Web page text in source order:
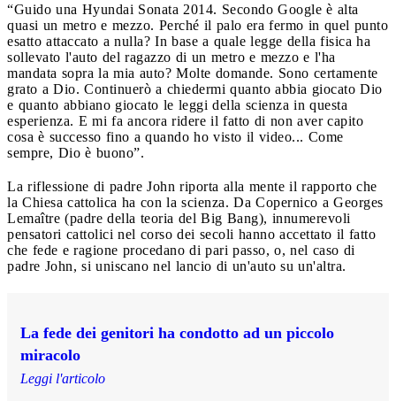
“Guido una Hyundai Sonata 2014. Secondo Google è alta
quasi un metro e mezzo. Perché il palo era fermo in quel punto
esatto attaccato a nulla? In base a quale legge della fisica ha
sollevato l'auto del ragazzo di un metro e mezzo e l'ha
mandata sopra la mia auto? Molte domande. Sono certamente
grato a Dio. Continuerò a chiedermi quanto abbia giocato Dio
e quanto abbiano giocato le leggi della scienza in questa
esperienza. E mi fa ancora ridere il fatto di non aver capito
cosa è successo fino a quando ho visto il video... Come
sempre, Dio è buono”.
La riflessione di padre John riporta alla mente il rapporto che
la Chiesa cattolica ha con la scienza. Da Copernico a Georges
Lemaître (padre della teoria del Big Bang), innumerevoli
pensatori cattolici nel corso dei secoli hanno accettato il fatto
che fede e ragione procedano di pari passo, o, nel caso di
padre John, si uniscano nel lancio di un'auto su un'altra.
La fede dei genitori ha condotto ad un piccolo
miracolo
Leggi l'articolo